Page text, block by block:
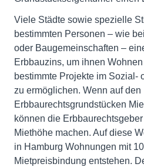
Viele Städte sowie spezielle
bestimmten Personen – wie
oder Baugemeinschaften –
Erbbauzins, um ihnen
bestimmte Projekte im Sozial-
zu ermöglichen. Wenn auf den
Erbbaurechtsgrundstücken
können die
Miethöhe machen. Auf diese
in Hamburg Wohnungen mit
Mietpreisbindung entstehen.